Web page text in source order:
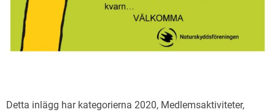
Detta inlägg har kategorierna 2020, Medlemsaktiviteter,